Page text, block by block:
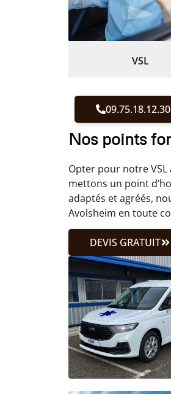
VSL
09.75.18.12.30
Nos points
Opter pour notre
mettons un point
adaptés et agréés,
Avolsheim en toute
DEVIS GRATUIT